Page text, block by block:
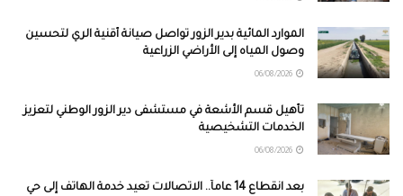
الموارد المائية بدير الزور تواصل صيانة أقنية الري لتحسين
وصول المياه إلى الأراضي الزراعية
تأهيل قسم الأشعة في مستشفى دير الزور الوطني لتعزيز
الخدمات التشخيصية
بعد انقطاع 14 عاماً.. الاتصالات تعيد خدمة الهاتف إلى حي